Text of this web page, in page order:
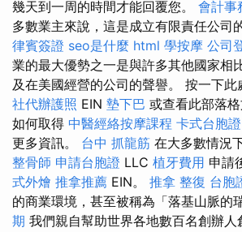
幾天到一周的時間才能回覆您。 會計事
多數業主來說，這是成立有限責任公司
律賓簽證 seo是什麼 html 學按摩 公司
業的最大優勢之一是與許多其他國家相
及在美國經營的公司的聲譽。 按一下此
社代辦護照 EIN 墊下巴 或查看此部落
如何取得 中醫經絡按摩課程 卡式台胞證
更多資訊。 台中 抓龍筋 在大多數情況
整骨師 申請台胞證 LLC 植牙費用 申請
式外燴 推拿推薦 EIN。 推拿 整復 台胞
的商業環境，甚至被稱為「落基山脈的
期 我們親自幫助世界各地數百名創辦人